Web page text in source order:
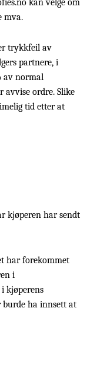
kan velge om
mva.
trykkfeil av
partnere, i
av normal
avvise ordre. Slike
tid etter at
kjøperen har sendt
har forekommet
i
kjøperens
burde ha innsett at